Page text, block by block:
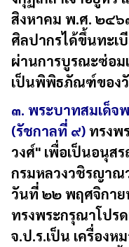
สิงหาคม พ.ศ. ๒๔
ศิลปากรได้ขึ้นทะเ
ผ่านการบูรณะซ่อ
เป็นพิพิธภัณฑ์ของวั
๓. พระบาทสมเด็จ
(รัชกาลที่ ๙)ทรงพ
วงศ์" เพื่อเป็นอนุส
กรมหลวงวชิรญาณ
วันที่ ๒๒ พฤศจิกา
ทรงพระกรุณาโปร
จ.ป.ร.เป็น เครื่องห